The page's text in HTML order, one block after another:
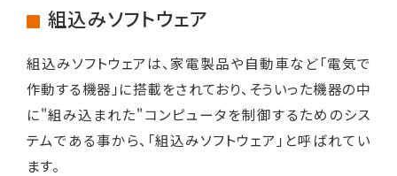
組込みソフトウェア
組込みソフトウェアは、家電製品や自動車など「電気で
作動する機器」に搭載をされており、そういった機器の中
に"組み込まれた"コンピュータを制御するためのシス
テムである事から、「組込みソフトウェア」と呼ばれてい
ます。